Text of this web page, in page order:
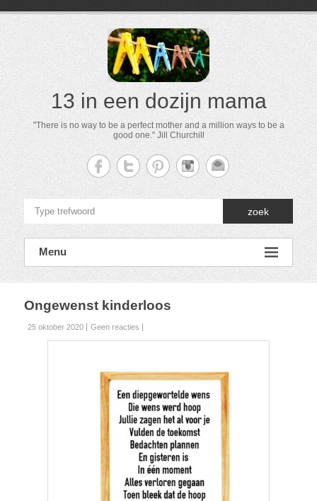
13 in een dozijn mama
"There is no way to be a perfect mother and a million ways to be a
good one." Jill Churchill
zoek
Menu
Ongewenst kinderloos
25 oktober 2020 Geen reacties